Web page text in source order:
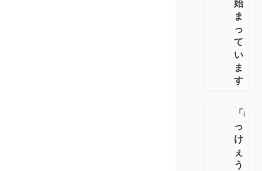
始
ま
っ
て
い
ま
す！
「ぼ
っ
け
ぇ
う